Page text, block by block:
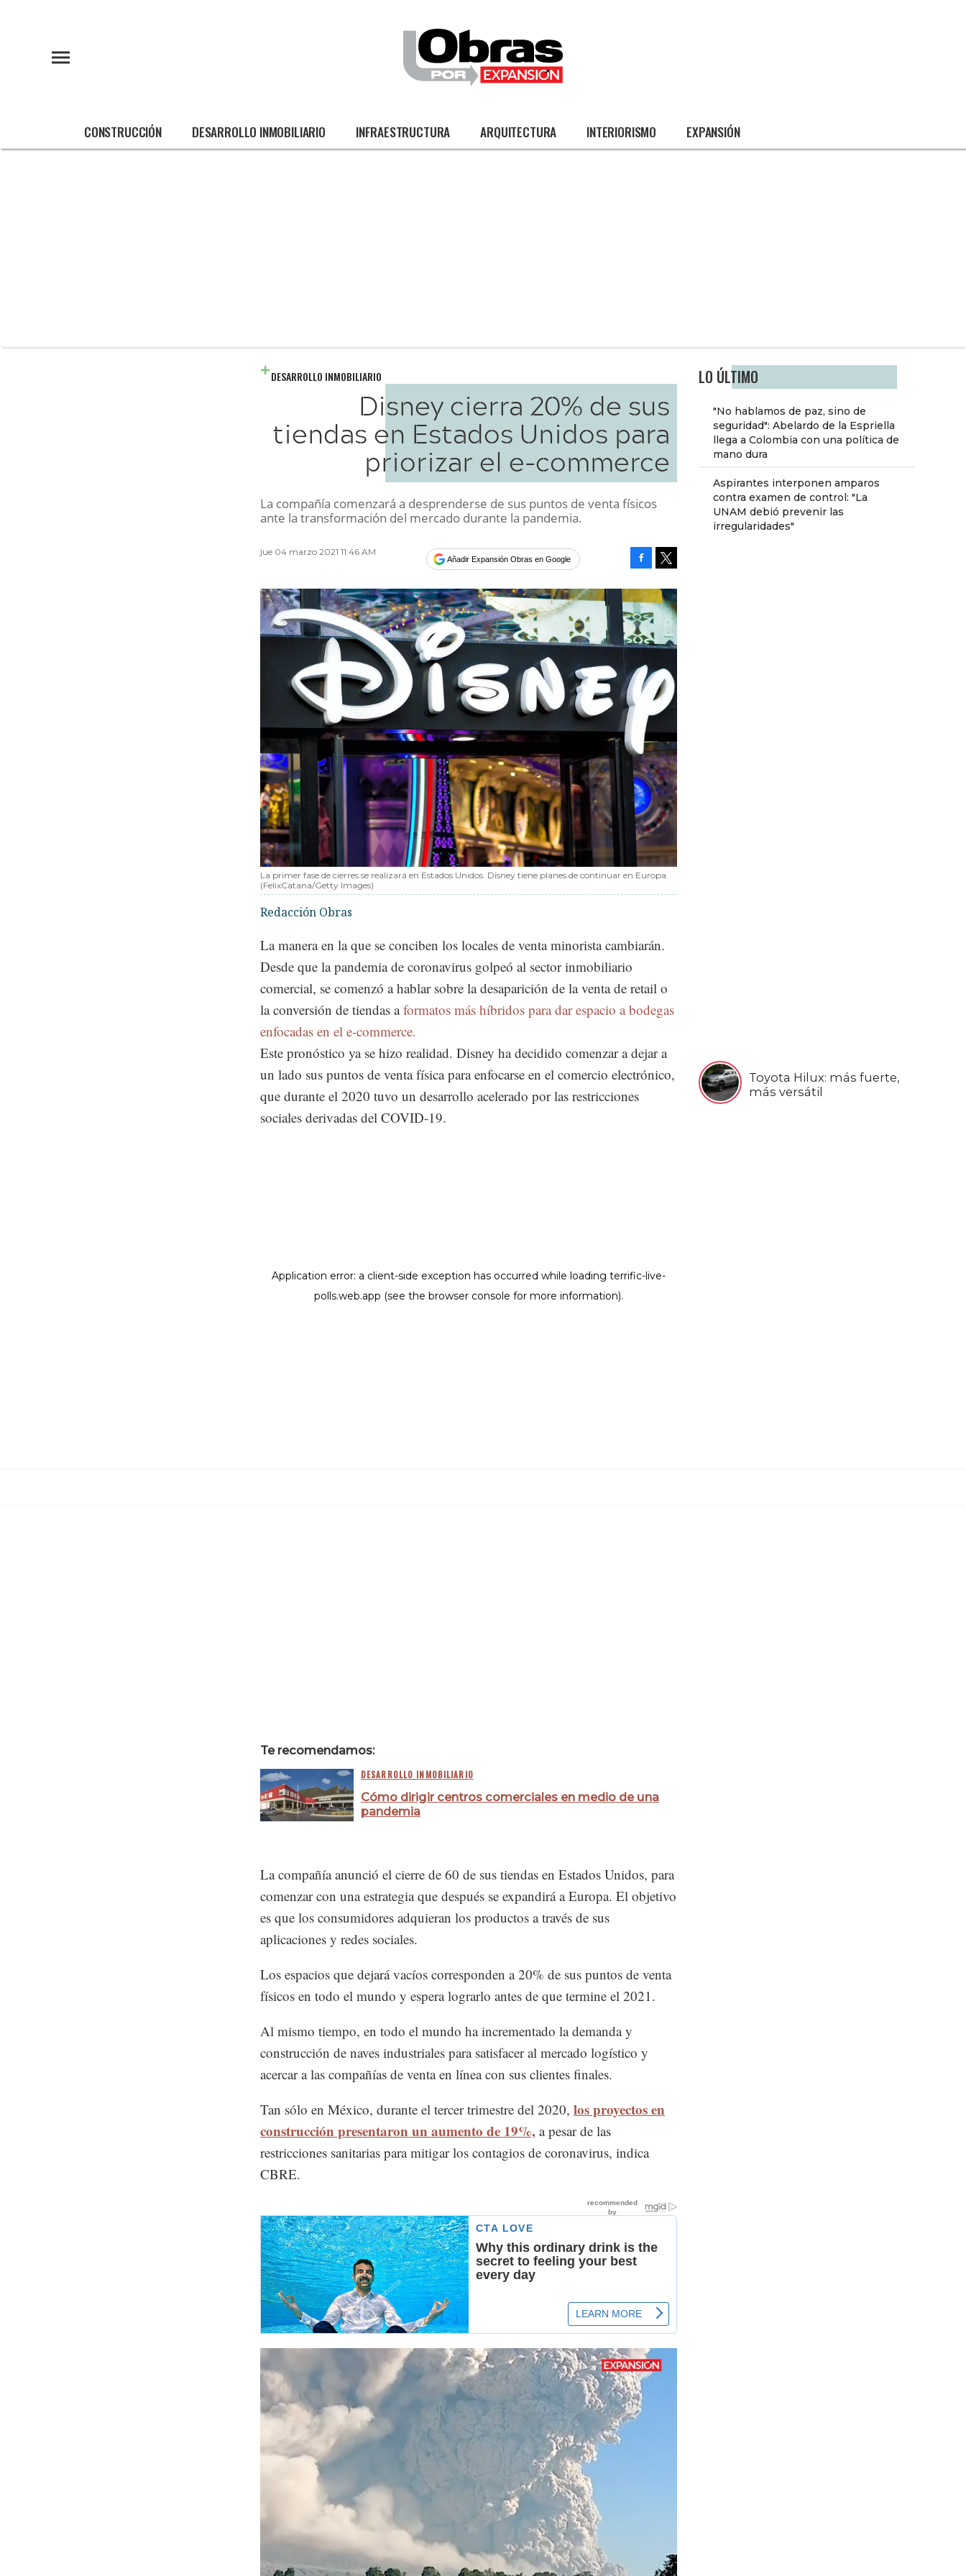
CONSTRUCCIÓN DESARROLLO INMOBILIARIO INFRAESTRUCTURA ARQUITECTURA INTERIORISMO EXPANSIÓN
LO ÚLTIMO
"No hablamos de paz, sino de
seguridad": Abelardo de la Espriella
llega a Colombia con una política de
mano dura
Aspirantes interponen amparos
contra examen de control: "La
UNAM debió prevenir las
irregularidades"
Toyota Hilux: más fuerte,
más versátil
DESARROLLO INMOBILIARIO
Disney cierra 20% de sus
tiendas en Estados Unidos para
priorizar el e-commerce
La compañía comenzará a desprenderse de sus puntos de venta físicos
ante la transformación del mercado durante la pandemia.
jue 04 marzo 2021 11:46 AM
Añadir Expansión Obras en Google
La primer fase de cierres se realizará en Estados Unidos. Disney tiene planes de continuar en Europa.
(FelixCatana/Getty Images)
Redacción Obras
La manera en la que se conciben los locales de venta minorista cambiarán.
Desde que la pandemia de coronavirus golpeó al sector inmobiliario
comercial, se comenzó a hablar sobre la desaparición de la venta de retail o
la conversión de tiendas aformatos más híbridos para dar espacio a bodegas
enfocadas en el e-commerce.
Este pronóstico ya se hizo realidad. Disney ha decidido comenzar a dejar a
un lado sus puntos de venta física para enfocarse en el comercio electrónico,
que durante el 2020 tuvo un desarrollo acelerado por las restricciones
sociales derivadas del COVID-19.
Te recomendamos:
DESARROLLO INMOBILIARIO
Cómo dirigir centros comerciales en medio de una
pandemia
La compañía anunció el cierre de 60 de sus tiendas en Estados Unidos, para
comenzar con una estrategia que después se expandirá a Europa. El objetivo
es que los consumidores adquieran los productos a través de sus
aplicaciones y redes sociales.
Los espacios que dejará vacíos corresponden a 20% de sus puntos de venta
físicos en todo el mundo y espera lograrlo antes de que termine el 2021.
Al mismo tiempo, en todo el mundo ha incrementado la demanda y
construcción de naves industriales para satisfacer al mercado logístico y
acercar a las compañías de venta en línea con sus clientes finales.
Tan sólo en México, durante el tercer trimestre del 2020, los proyectos en
construcción presentaron un aumento de 19%, a pesar de las
restricciones sanitarias para mitigar los contagios de coronavirus, indica
CBRE.
Loaded